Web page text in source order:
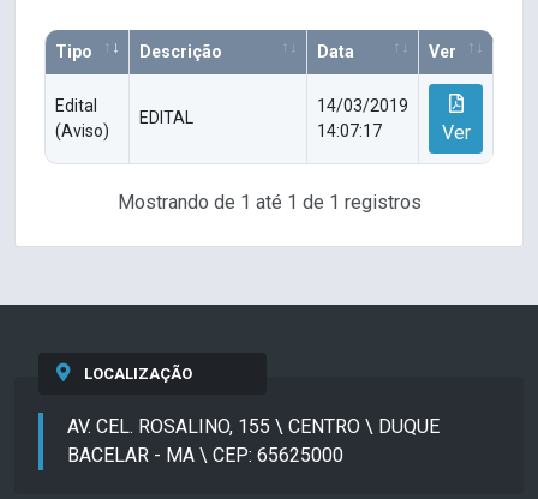
Tipo Descrição Data Ver
Edital
(Aviso)
EDITAL
14/03/2019
14:07:17
Ver
Mostrando de 1 até 1 de 1 registros
LOCALIZAÇÃO
AV. CEL. ROSALINO, 155 \ CENTRO \ DUQUE
BACELAR - MA \ CEP: 65625000